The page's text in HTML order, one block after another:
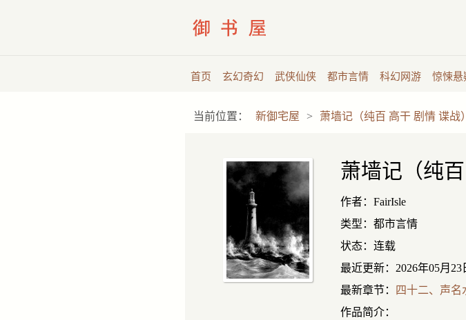
首页 玄幻奇幻 武侠仙侠 都市言情 科幻网游 惊悚悬
当前位置： 新御宅屋 > 萧墙记（纯百 高干 剧情 谍战）
萧墙记（纯
作者：FairIsle
类型：都市言情
状态：连载
最近更新：2026年05月23
最新章节：
四十二、声名
作品简介：